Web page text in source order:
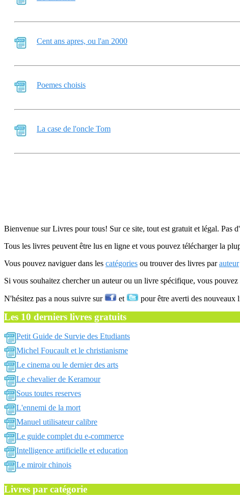
Cent ans apres, ou l'an 2000
Poemes choisis
La case de l'oncle Tom
Bienvenue sur Livres pour tous! Sur ce site, tout est gratuit et légal. Pas
Tous les livres peuvent être lus en ligne et vous pouvez télécharger la
Vous pouvez naviguer dans les catégories ou trouver des livres parauteur
Si vous souhaitez chercher un auteur ou un livre spécifique, vous
N'hésitez pas a nous suivre sur et pour être averti des nouveaux
Les 10 derniers livres gratuits
Petit Guide de Survie des Etudiants
Michel Foucault et le christianisme
Le cinema ou le dernier des arts
Le chevalier de Keramour
Sous toutes reserves
L'ennemi de la mort
Manuel utilisateur calibre
Le guide complet du e-commerce
Intelligence artificielle et education
Le miroir chinois
Livres par catégorie